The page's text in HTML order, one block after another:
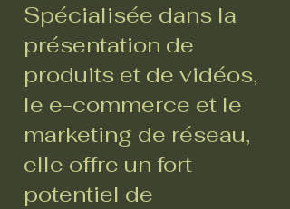
Spécialisée dans la
présentation de
produits et de vidéos,
le e-commerce et le
marketing de réseau,
elle offre un fort
potentiel de